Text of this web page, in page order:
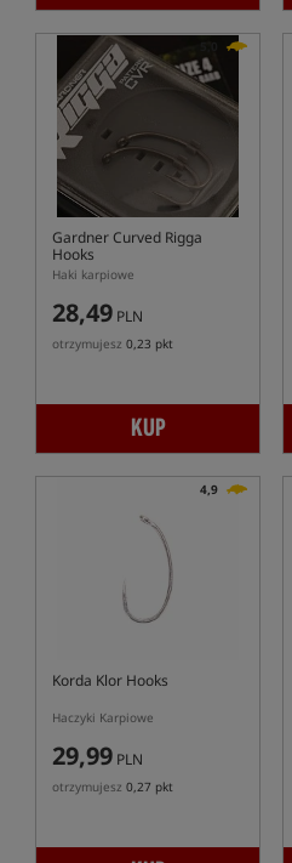
Gardner Curved Rigga
Hooks
Haki karpiowe
28,49 PLN
otrzymujesz 0,23 pkt
KUP
4,9
Korda Klor Hooks
Haczyki Karpiowe
29,99 PLN
otrzymujesz 0,27 pkt